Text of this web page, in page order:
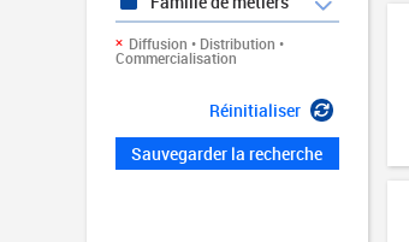
Diffusion • Distribution •
Commercialisation
Réinitialiser
Sauvegarder la recherche